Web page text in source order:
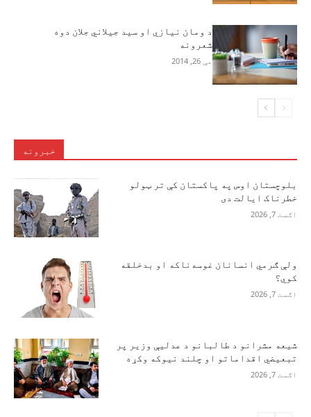
د ومان نیازي او سید جیلاني جلان دوه
شعرونه
مې 26, 2014
خبرونه
بلوچستان اوس په پاکستان کې تر ټولو
خطرناک ایالت دی
اګست 7, 2026
ولې ګرمي انسانان غوسه‌ناکه او بدخلقه
کوي؟
اګست 7, 2026
شیعه مشرانو د طالبانو د عدلیې وزیر پر
تبعیضي اقداماتو او چلند نیوکه وکړه
اګست 7, 2026